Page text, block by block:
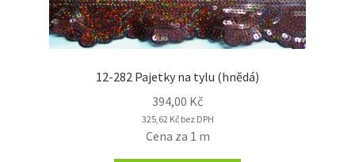
12-282 Pajetky na tylu (hnědá)
394,00 Kč
325,62 Kčbez DPH
Cena za 1 m